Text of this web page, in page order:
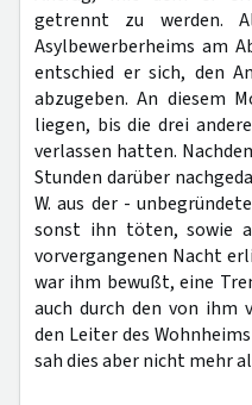
getrennt zu werden.
Asylbewerberheims am
entschied er sich, den
abzugeben. An diesem
liegen, bis die drei
verlassen hatten.
Stunden darüber
W. aus der -
sonst ihn töten, sowie
vorvergangenen Nacht
war ihm bewußt, eine
auch durch den von ihm
den Leiter des
sah dies aber nicht mehr